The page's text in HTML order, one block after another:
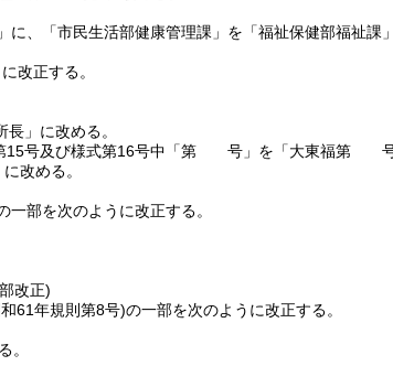
、「市民生活部健康管理課」を「福祉保健部福祉課
改正する。
」に改める。
15号及び様式第16号中「第 号」を「大東福第 号
改める。
一部を次のように改正する。
改正)
61年規則第8号)の一部を次のように改正する。
。